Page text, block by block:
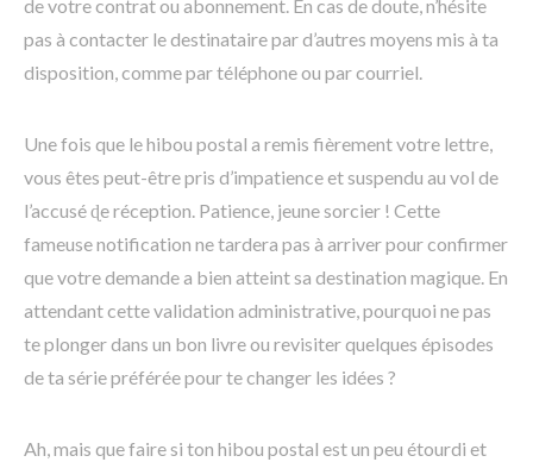
de votre contrat ou abonnement. En cas de doute, n’hésite
pas à contacter le destinataire par d’autres moyens mis à ta
disposition, comme par téléphone ou par courriel.
Une fois que le hibou postal a remis fièrement votre lettre,
vous êtes peut-être pris d’impatience et suspendu au vol de
l’accusé ɖe réception. Patience, jeune sorcier ! Cette
fameuse notification ne tardera pas à arriver pour confirmer
que votre demande a bien atteint sa destination magique. En
attendant cette validation administrative, pourquoi ne pas
te plonger dans un bon livre ou revisiter quelques épisodes
de ta série préférée pour te changer les idées ?
Ah, mais que faire si ton hibou postal est un peu étourdi et